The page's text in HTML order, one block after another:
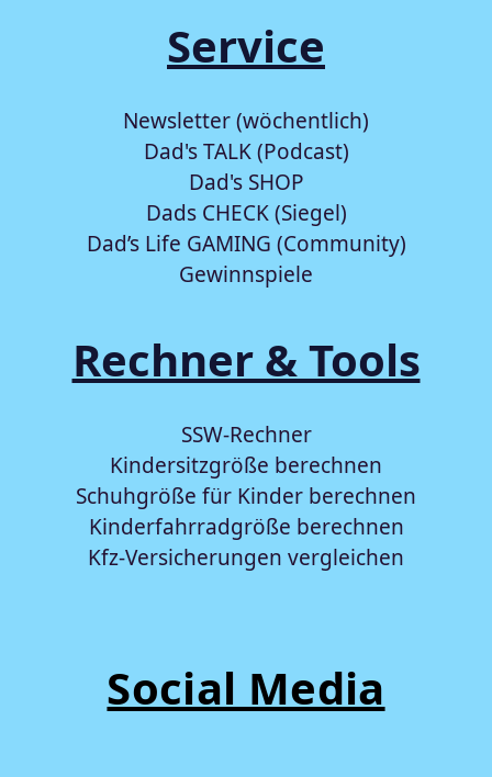
Service
Newsletter (wöchentlich)
Dad's TALK (Podcast)
Dad's SHOP
Dads CHECK (Siegel)
Dad’s Life GAMING (Community)
Gewinnspiele
Rechner & Tools
SSW-Rechner
Kindersitzgröße berechnen
Schuhgröße für Kinder berechnen
Kinderfahrradgröße berechnen
Kfz-Versicherungen vergleichen
Social Media